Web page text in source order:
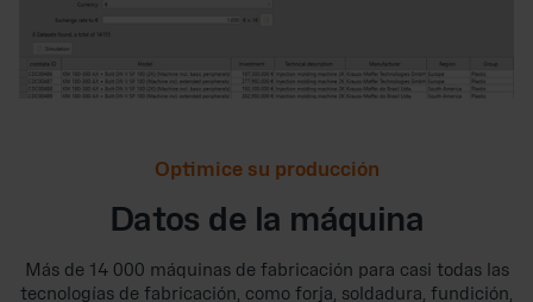
Optimice su producción
Datos de la máquina
Más de 14 000 máquinas de fabricación para casi todas las
tecnologías de fabricación, como forja, soldadura, fundición,